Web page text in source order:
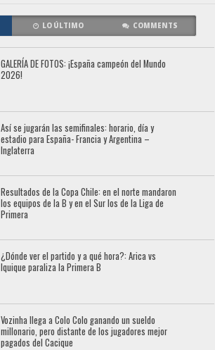
LO ÚLTIMO COMMENTS
GALERÍA DE FOTOS: ¡España campeón del Mundo
2026!
Así se jugarán las semifinales: horario, día y
estadio para España- Francia y Argentina –
Inglaterra
Resultados de la Copa Chile: en el norte mandaron
los equipos de la B y en el Sur los de la Liga de
Primera
¿Dónde ver el partido y a qué hora?: Arica vs
Iquique paraliza la Primera B
Vozinha llega a Colo Colo ganando un sueldo
millonario, pero distante de los jugadores mejor
pagados del Cacique